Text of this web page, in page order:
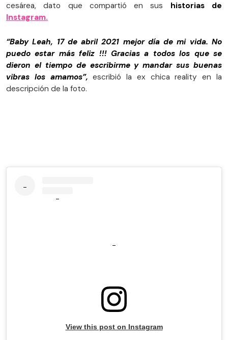
cesárea, dato que compartió en sus historias de
Instagram.
“Baby Leah, 17 de abril 2021 mejor día de mi vida. No
puedo estar más feliz !!! Gracias a todos los que se
dieron el tiempo de escribirme y mandar sus buenas
vibras los amamos”, escribió la ex chica reality en la
descripción de la foto.
View this post on Instagram